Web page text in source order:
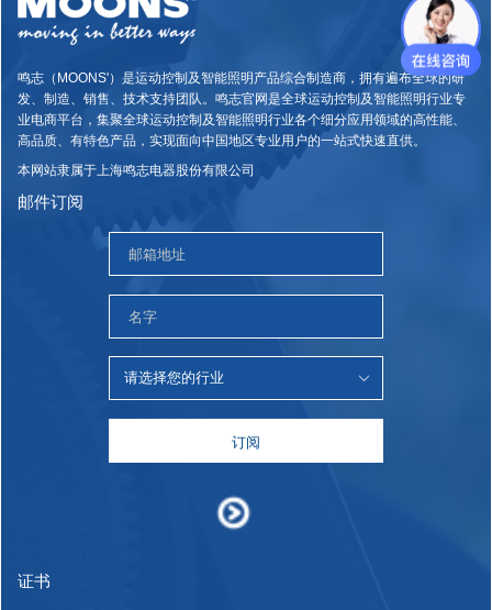
鸣志（MOONS'）是运动控制及智能照明产品综合制造商，拥有遍布全球的研
发、制造、销售、技术支持团队。鸣志官网是全球运动控制及智能照明行业专
业电商平台，集聚全球运动控制及智能照明行业各个细分应用领域的高性能、
高品质、有特色产品，实现面向中国地区专业用户的一站式快速直供。
本网站隶属于上海鸣志电器股份有限公司
邮件订阅
订阅
证书